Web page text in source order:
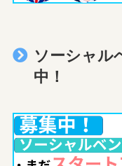
ソーシャル
中！